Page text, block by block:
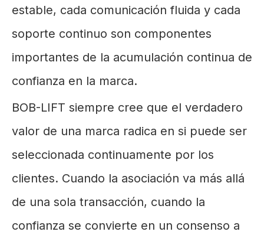
estable, cada comunicación fluida y cada
soporte continuo son componentes
importantes de la acumulación continua de
confianza en la marca.
BOB-LIFT siempre cree que el verdadero
valor de una marca radica en si puede ser
seleccionada continuamente por los
clientes. Cuando la asociación va más allá
de una sola transacción, cuando la
confianza se convierte en un consenso a